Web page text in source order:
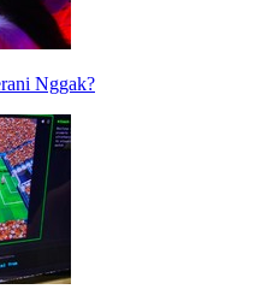
Nggak?